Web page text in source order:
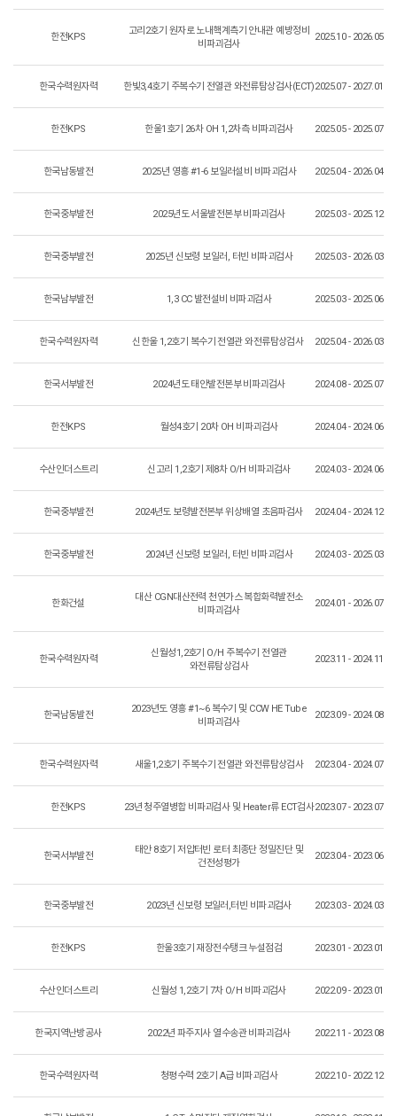
한전KPS
고리2호기 원자로 노내핵계측기 안내관 예방정비
비파괴검사
2025.10 - 2026.05
한국수력원자력 한빛3,4호기 주복수기 전열관 와전류탐상검사(ECT)2025.07 - 2027.01
한전KPS 한울1호기 26차 OH 1,2차측 비파괴검사 2025.05 - 2025.07
한국남동발전 2025년 영흥 #1-6 보일러설비 비파괴검사 2025.04 - 2026.04
한국중부발전 2025년도 서울발전본부 비파괴검사 2025.03 - 2025.12
한국중부발전 2025년 신보령 보일러, 터빈 비파괴검사 2025.03 - 2026.03
한국남부발전 1,3 CC 발전설비 비파괴검사 2025.03 - 2025.06
한국수력원자력 신한울 1,2호기 복수기 전열관 와전류탐상검사 2025.04 - 2026.03
한국서부발전 2024년도 태안발전본부 비파괴검사 2024.08 - 2025.07
한전KPS 월성4호기 20차 OH 비파괴검사 2024.04 - 2024.06
수산인더스트리 신고리 1,2호기 제8차 O/H 비파괴검사 2024.03 - 2024.06
한국중부발전 2024년도 보령발전본부 위상배열 초음파검사 2024.04 - 2024.12
한국중부발전 2024년 신보령 보일러, 터빈 비파괴검사 2024.03 - 2025.03
한화건설
대산 CGN대산전력 천연가스 복합화력발전소
비파괴검사
2024.01 - 2026.07
한국수력원자력
신월성1,2호기 O/H 주복수기 전열관
와전류탐상검사
2023.11 - 2024.11
한국남동발전
2023년도 영흥 #1~6 복수기 및 CCW HE Tube
비파괴검사
2023.09 - 2024.08
한국수력원자력 새울1,2호기 주복수기 전열관 와전류탐상검사 2023.04 - 2024.07
한전KPS 23년 청주열병합 비파괴검사 및 Heater류 ECT검사2023.07 - 2023.07
한국서부발전
태안 8호기 저압터빈 로터 최종단 정밀진단 및
건전성평가
2023.04 - 2023.06
한국중부발전 2023년 신보령 보일러,터빈 비파괴검사 2023.03 - 2024.03
한전KPS 한울3호기 재장전수탱크 누설점검 2023.01 - 2023.01
수산인더스트리 신월성 1,2호기 7차 O/H 비파괴검사 2022.09 - 2023.01
한국지역난방공사 2022년 파주지사 열수송관 비파괴검사 2022.11 - 2023.08
한국수력원자력 청평수력 2호기 A급 비파괴검사 2022.10 - 2022.12